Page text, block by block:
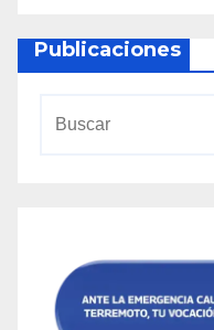
Publicaciones